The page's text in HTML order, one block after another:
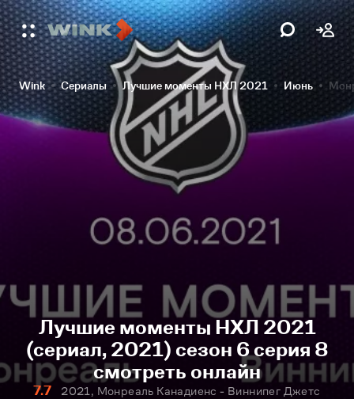
Wink Сериалы Лучшие моменты НХЛ 2021 Июнь
Лучшие моменты НХЛ 2021
(сериал, 2021) сезон 6 серия 8
смотреть онлайн
7.7
2021, Монреаль Канадиенс - Виннипег Джетс